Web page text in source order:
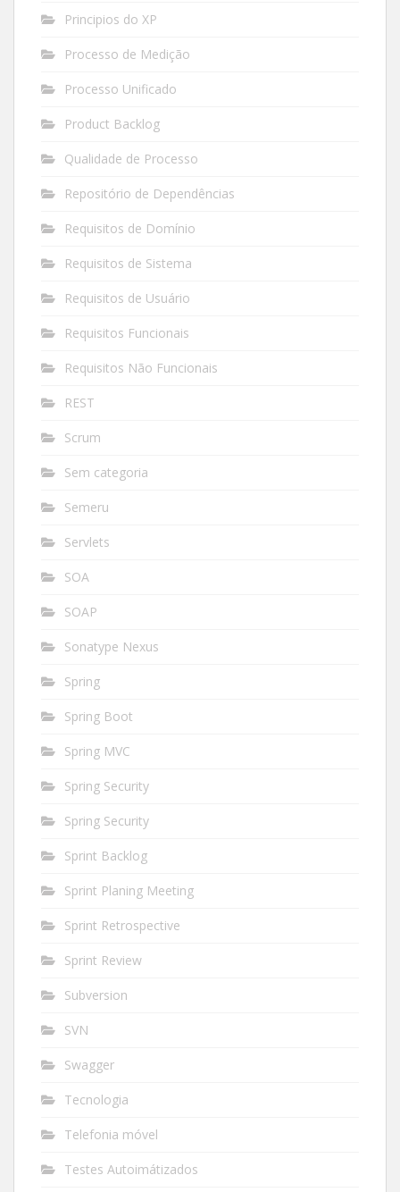
Principios do XP
Processo de Medição
Processo Unificado
Product Backlog
Qualidade de Processo
Repositório de Dependências
Requisitos de Domínio
Requisitos de Sistema
Requisitos de Usuário
Requisitos Funcionais
Requisitos Não Funcionais
REST
Scrum
Sem categoria
Semeru
Servlets
SOA
SOAP
Sonatype Nexus
Spring
Spring Boot
Spring MVC
Spring Security
Spring Security
Sprint Backlog
Sprint Planing Meeting
Sprint Retrospective
Sprint Review
Subversion
SVN
Swagger
Tecnologia
Telefonia móvel
Testes Autoimátizados